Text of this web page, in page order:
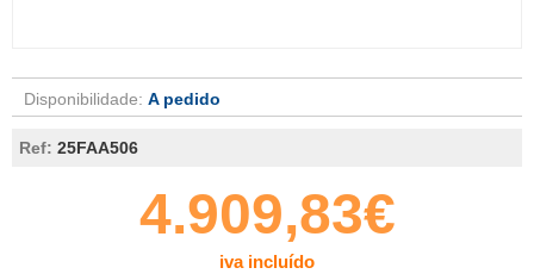
Disponibilidade: A pedido
Ref: 25FAA506
4.909,83€
iva incluído